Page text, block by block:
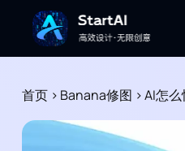
首页 > Banana修图 >AI怎